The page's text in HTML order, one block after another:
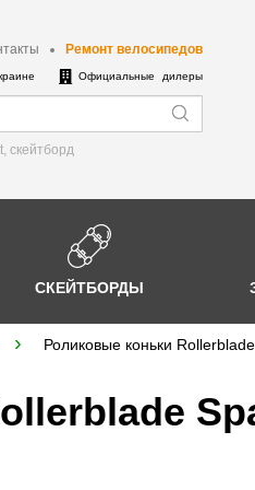
Ремонт велосипедов
Официальные дилеры
cкейтборд
СКЕЙТБОРДЫ
Роликовые коньки